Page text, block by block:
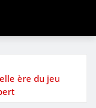
ère du jeu